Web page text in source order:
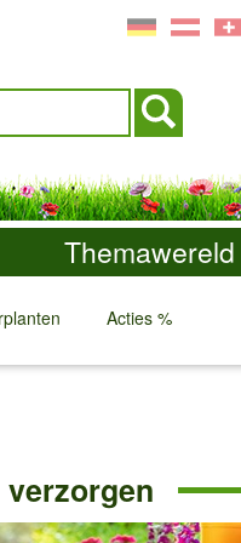
Themawereld
Acties %
↓ ↓